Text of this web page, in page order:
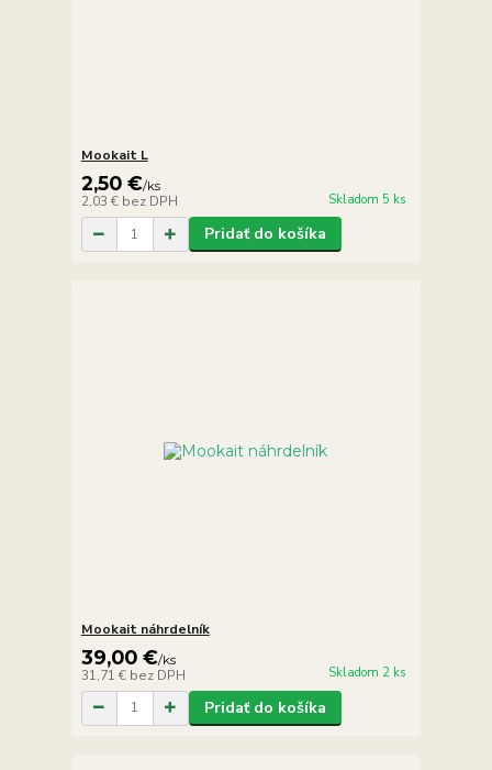
Mookait L
2,50 €/ks
2,03 € bez DPH Skladom 5 ks
Pridať do košíka
Mookait náhrdelník
39,00 €/ks
31,71 € bez DPH Skladom 2 ks
Pridať do košíka